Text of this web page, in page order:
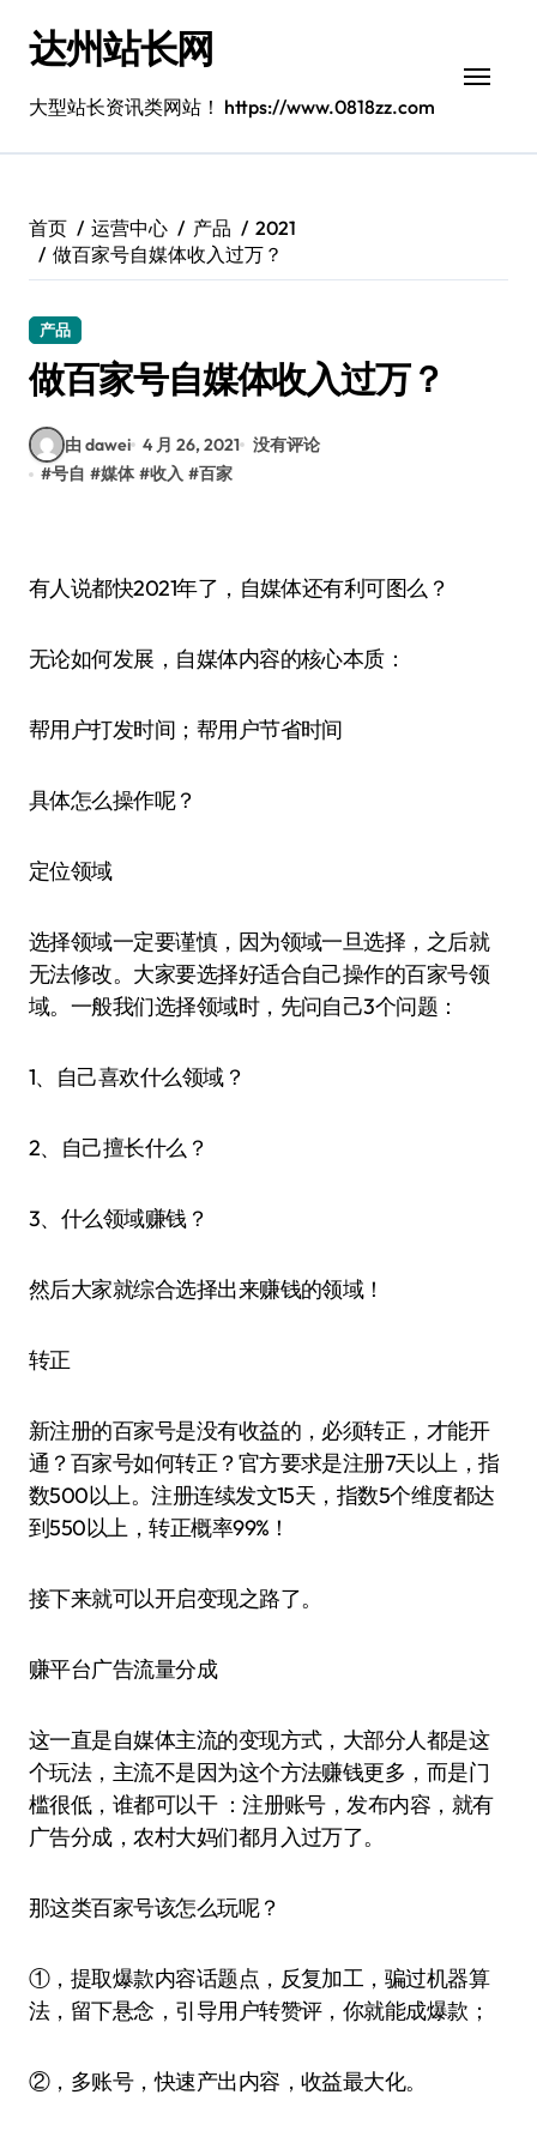
达州站长网
大型站长资讯类网站！ https://www.0818zz.com
首页 运营中心 产品
2021
做百家号自媒体收入过万？
产品
做百家号自媒体收入过万？
由 dawei 4 月 26, 2021 没有评论
#号自 #媒体 #收入 #百家
有人说都快2021年了，自媒体还有利可图么？
无论如何发展，自媒体内容的核心本质：
帮用户打发时间；帮用户节省时间
具体怎么操作呢？
定位领域
选择领域一定要谨慎，因为领域一旦选择，之后就
无法修改。大家要选择好适合自己操作的百家号领
域。一般我们选择领域时，先问自己3个问题：
1、自己喜欢什么领域？
2、自己擅长什么？
3、什么领域赚钱？
然后大家就综合选择出来赚钱的领域！
转正
新注册的百家号是没有收益的，必须转正，才能开
通？百家号如何转正？官方要求是注册7天以上，指
数500以上。注册连续发文15天，指数5个维度都达
到550以上，转正概率99%！
接下来就可以开启变现之路了。
赚平台广告流量分成
这一直是自媒体主流的变现方式，大部分人都是这
个玩法，主流不是因为这个方法赚钱更多，而是门
槛很低，谁都可以干 ：注册账号，发布内容，就有
广告分成，农村大妈们都月入过万了。
那这类百家号该怎么玩呢？
①，提取爆款内容话题点，反复加工，骗过机器算
法，留下悬念，引导用户转赞评，你就能成爆款；
②，多账号，快速产出内容，收益最大化。